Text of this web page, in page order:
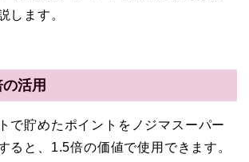
します。
活用
で貯めたポイントをノジマスーパー
ると、1.5倍の価値で使用できます。